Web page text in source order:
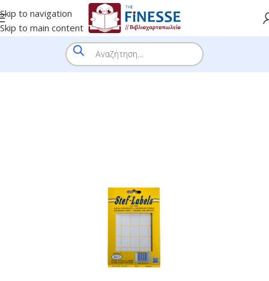
Skip to navigation
Skip to main content
BRANDS